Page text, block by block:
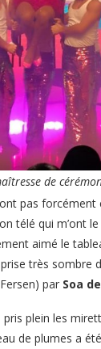
de
pas forcément
télé qui m’ont
aimé le
très sombre
par Soa
plein les
de plumes a